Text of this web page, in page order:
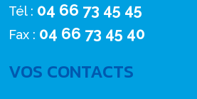
Tél : 04 66 73 45 45
Fax : 04 66 73 45 40
VOS CONTACTS